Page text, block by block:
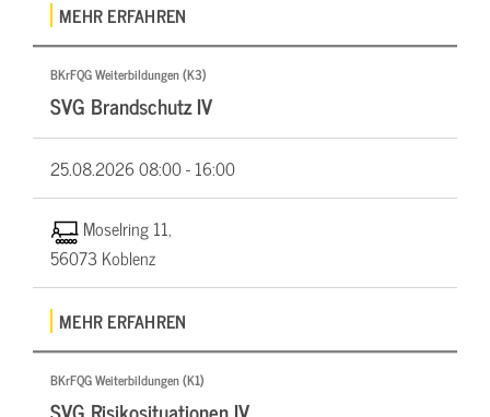
MEHR ERFAHREN
BKrFQG Weiterbildungen (K3)
SVG Brandschutz IV
25.08.202608:00 - 16:00
Moselring 11,
56073 Koblenz
MEHR ERFAHREN
BKrFQG Weiterbildungen (K1)